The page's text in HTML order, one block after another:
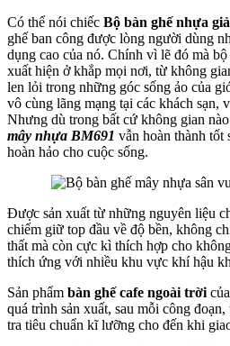
Có thể nói chiếc Bộ bàn ghế nhựa
ghế ban công được lòng người dùng
dụng cao của nó. Chính vì lẽ đó mà
xuất hiện ở khắp mọi nơi, từ không
len lỏi trong những góc sống ảo của
vô cùng lãng mạng tại các khách sạn,
Nhưng dù trong bất cứ không gian
mây nhựa BM691 vẫn hoàn thành tốt
hoàn hảo cho cuộc sống.
Được sản xuất từ những nguyên liệu
chiếm giữ top đầu về độ bền, không
thất mà còn cực kì thích hợp cho
thích ứng với nhiều khu vực khí hậu
Sản phẩm bàn ghế cafe ngoài trời của
quá trình sản xuất, sau mỗi công
tra tiêu chuẩn kĩ lưỡng cho đến khi